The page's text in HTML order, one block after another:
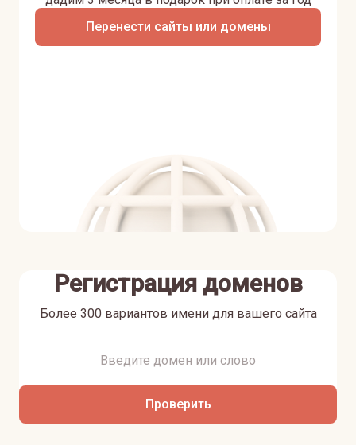
Перенести сайты или домены
Регистрация доменов
Более 300 вариантов имени для вашего сайта
Проверить